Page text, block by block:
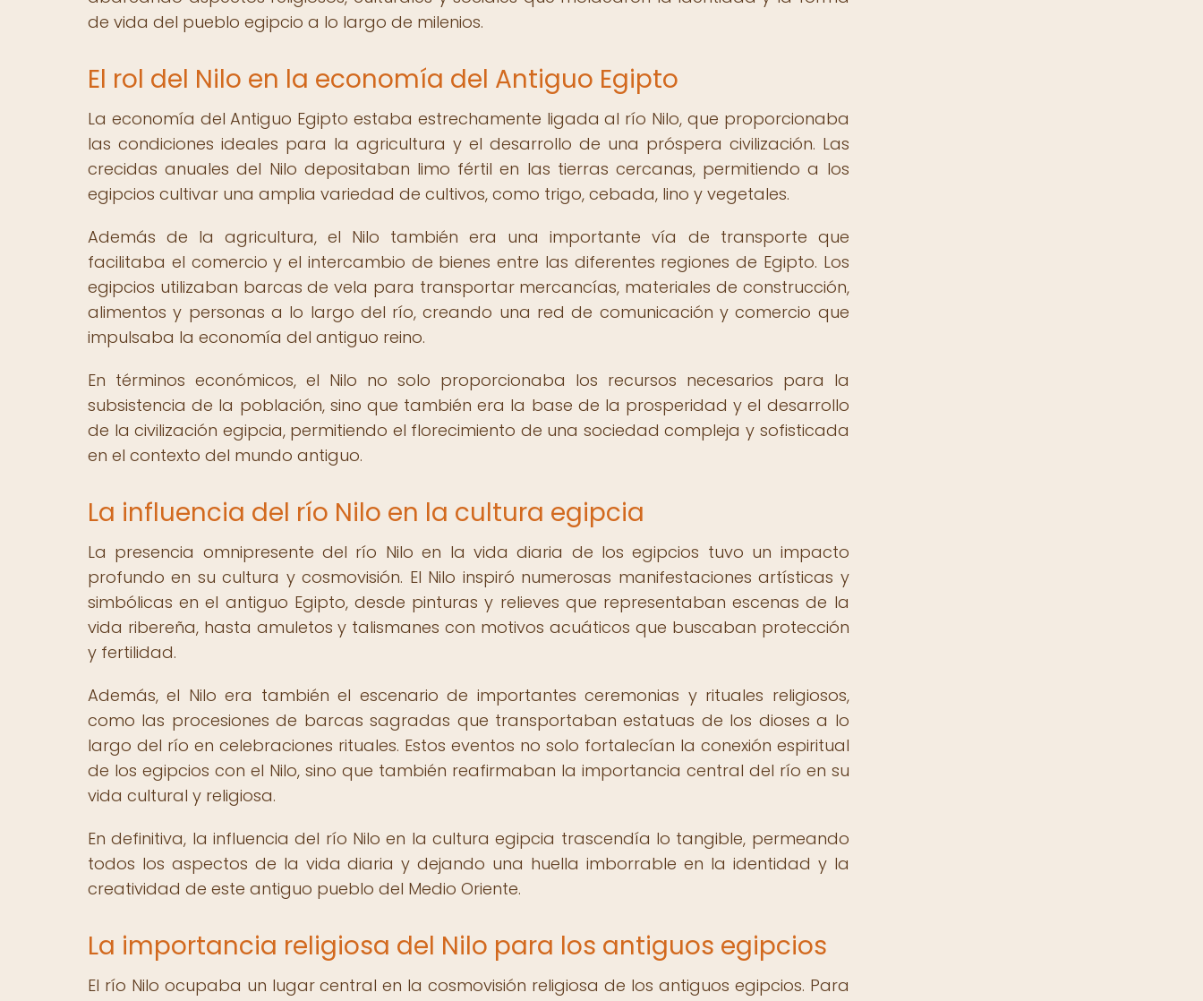
de vida del pueblo egipcio a lo largo de milenios.
El rol del Nilo en la economía del Antiguo Egipto
La economía del Antiguo Egipto estaba estrechamente ligada al río Nilo, que proporcionaba
las condiciones ideales para la agricultura y el desarrollo de una próspera civilización. Las
crecidas anuales del Nilo depositaban limo fértil en las tierras cercanas, permitiendo a los
egipcios cultivar una amplia variedad de cultivos, como trigo, cebada, lino y vegetales.
Además de la agricultura, el Nilo también era una importante vía de transporte que
facilitaba el comercio y el intercambio de bienes entre las diferentes regiones de Egipto. Los
egipcios utilizaban barcas de vela para transportar mercancías, materiales de construcción,
alimentos y personas a lo largo del río, creando una red de comunicación y comercio que
impulsaba la economía del antiguo reino.
En términos económicos, el Nilo no solo proporcionaba los recursos necesarios para la
subsistencia de la población, sino que también era la base de la prosperidad y el desarrollo
de la civilización egipcia, permitiendo el florecimiento de una sociedad compleja y sofisticada
en el contexto del mundo antiguo.
La influencia del río Nilo en la cultura egipcia
La presencia omnipresente del río Nilo en la vida diaria de los egipcios tuvo un impacto
profundo en su cultura y cosmovisión. El Nilo inspiró numerosas manifestaciones artísticas y
simbólicas en el antiguo Egipto, desde pinturas y relieves que representaban escenas de la
vida ribereña, hasta amuletos y talismanes con motivos acuáticos que buscaban protección
y fertilidad.
Además, el Nilo era también el escenario de importantes ceremonias y rituales religiosos,
como las procesiones de barcas sagradas que transportaban estatuas de los dioses a lo
largo del río en celebraciones rituales. Estos eventos no solo fortalecían la conexión espiritual
de los egipcios con el Nilo, sino que también reafirmaban la importancia central del río en su
vida cultural y religiosa.
En definitiva, la influencia del río Nilo en la cultura egipcia trascendía lo tangible, permeando
todos los aspectos de la vida diaria y dejando una huella imborrable en la identidad y la
creatividad de este antiguo pueblo del Medio Oriente.
La importancia religiosa del Nilo para los antiguos egipcios
El río Nilo ocupaba un lugar central en la cosmovisión religiosa de los antiguos egipcios. Para